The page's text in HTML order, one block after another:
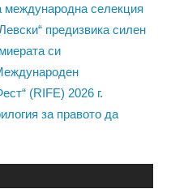
международна селекция
предизвика силен
си
(RIFE) 2026 г.
за правото да